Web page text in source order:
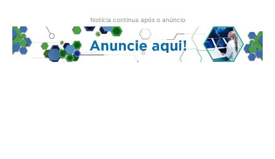
Notícia continua após o anúncio